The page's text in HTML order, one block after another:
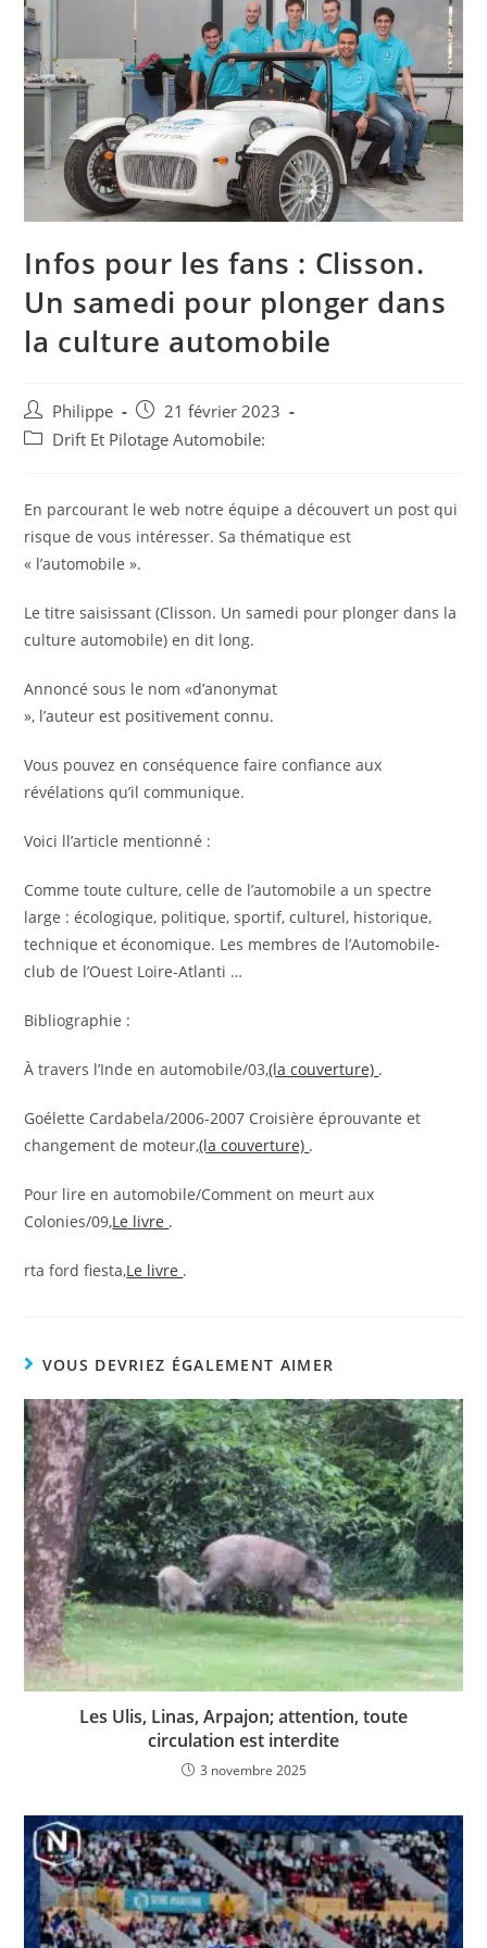
Infos pour les fans : Clisson.
Un samedi pour plonger dans
la culture automobile
Auteur/autrice
de
Philippe
Post
published:
21 février 2023
PostDrift Et Pilotage Automobile:
En parcourant le web notre équipe a découvert un post qui
risque de vous intéresser. Sa thématique est
« l’automobile ».
Le titre saisissant (Clisson. Un samedi pour plonger dans la
culture automobile) en dit long.
Annoncé sous le nom «d’anonymat
», l’auteur est positivement connu.
Vous pouvez en conséquence faire confiance aux
révélations qu’il communique.
Voici ll’article mentionné :
Comme toute culture, celle de l’automobile a un spectre
large : écologique, politique, sportif, culturel, historique,
technique et économique. Les membres de l’Automobile-
club de l’Ouest Loire-Atlanti …
Bibliographie :
À travers l’Inde en automobile/03,(la couverture) .
Goélette Cardabela/2006-2007 Croisière éprouvante et
changement de moteur,(la couverture) .
Pour lire en automobile/Comment on meurt aux
Colonies/09,Le livre .
rta ford fiesta,Le livre .
VOUS DEVRIEZ ÉGALEMENT AIMER
Les Ulis, Linas, Arpajon; attention, toute
circulation est interdite
3 novembre 2025